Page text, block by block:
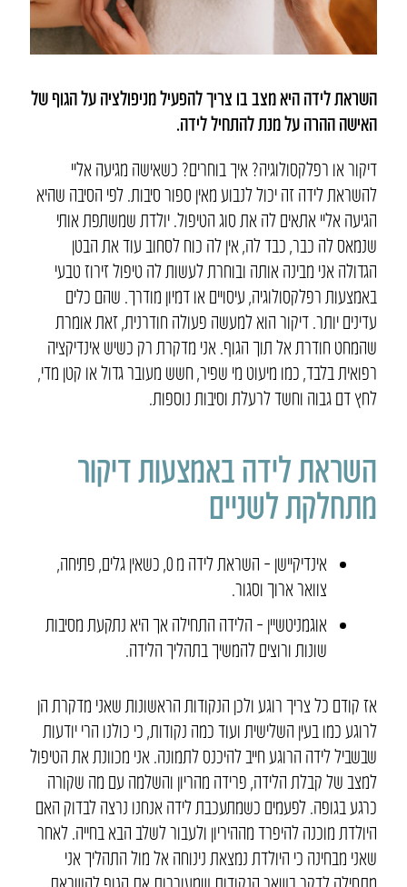
השראת לידה היא מצב בו צריך להפעיל מניפולציה על הגוף של
האישה ההרה על מנת להתחיל לידה.
דיקור או רפלקסולוגיה? איך בוחרים? כשאישה מגיעה אליי
להשראת לידה זה יכול לנבוע מאין ספור סיבות. לפי הסיבה שהיא
הגיעה אליי אתאים לה את סוג הטיפול. יולדת שמשתפת אותי
שנמאס לה כבר, כבד לה, אין לה כוח לסחוב עוד את הבטן
הגדולה אני מבינה אותה ובוחרת לעשות לה טיפול זירוז טבעי
באמצעות רפלקסולוגיה, עיסויים או דמיון מודרך. שהם כלים
עדינים יותר. דיקור הוא למעשה פעולה חודרנית, זאת אומרת
שהמחט חודרת אל תוך הגוף. אני מדקרת רק כשיש אינדיקציה
רפואית בלבד, כמו מיעוט מי שפיר, חשש מעובר גדול או קטן מדי,
לחץ דם גבוה וחשד לרעלת וסיבות נוספות.
השראת לידה באמצעות דיקור
מתחלקת לשניים
אינדיקיישן – השראת לידה מ 0, כשאין גלים, פתיחה,
צוואר ארוך וסגור.
אוגמניטשיין – הלידה התחילה אך היא נתקעת מסיבות
שונות ורוצים להמשיך בתהליך הלידה.
אז קודם כל צריך רוגע ולכן הנקודות הראשונות שאני מדקרת הן
לרוגע כמו בעין השלישית ועוד כמה נקודות, כי כולנו הרי יודעות
שבשביל לידה הרוגע חייב להיכנס לתמונה. אני מכוונת את הטיפול
למצב של קבלת הלידה, פרידה מהריון והשלמה עם מה שקורה
כרגע בגופה. לפעמים כשמתעכבת לידה אנחנו נרצה לבדוק האם
היולדת מוכנה להיפרד מההיריון ולעבור לשלב הבא בחייה. לאחר
שאני מבחינה כי היולדת נמצאת נינוחה אל מול התהליך אני